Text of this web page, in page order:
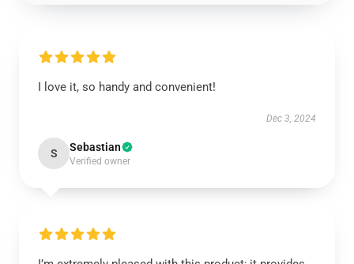
I love it, so handy and convenient!
Dec 3, 2024
S Sebastian
Verified owner